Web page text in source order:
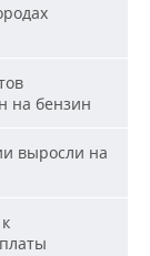
на бензин
выросли на